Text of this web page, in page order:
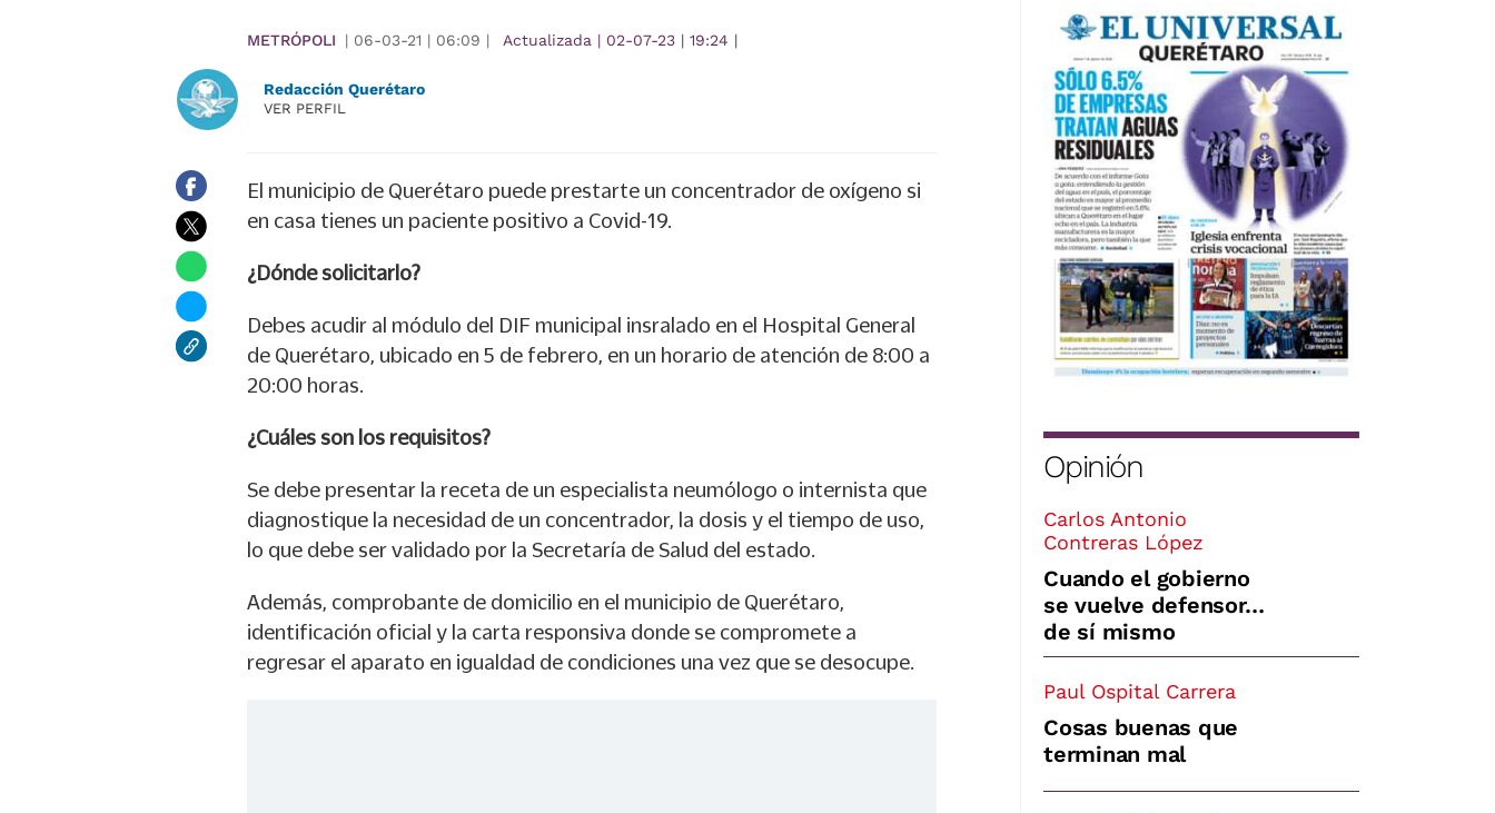
METRÓPOLI | 06-03-21 | 06:09 | Actualizada | 02-07-23 | 19:24 |
Redacción Querétaro
VER PERFIL
El municipio de Querétaro puede prestarte un concentrador de oxígeno si
en casa tienes un paciente positivo a Covid-19.
¿Dónde solicitarlo?
Debes acudir al módulo del DIF municipal insralado en el Hospital General
de Querétaro, ubicado en 5 de febrero, en un horario de atención de 8:00 a
20:00 horas.
¿Cuáles son los requisitos?
Se debe presentar la receta de un especialista neumólogo o internista que
diagnostique la necesidad de un concentrador, la dosis y el tiempo de uso,
lo que debe ser validado por la Secretaría de Salud del estado.
Además, comprobante de domicilio en el municipio de Querétaro,
identificación oficial y la carta responsiva donde se compromete a
regresar el aparato en igualdad de condiciones una vez que se desocupe.
Opinión
Carlos Antonio
Contreras López
Cuando el gobierno
se vuelve defensor…
de sí mismo
Paul Ospital Carrera
Cosas buenas que
terminan mal